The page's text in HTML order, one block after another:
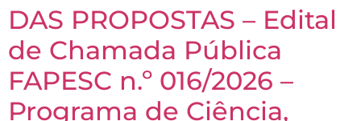
DAS PROPOSTAS – Edital
de Chamada Pública
FAPESC n.º 016/2026 –
Programa de Ciência,